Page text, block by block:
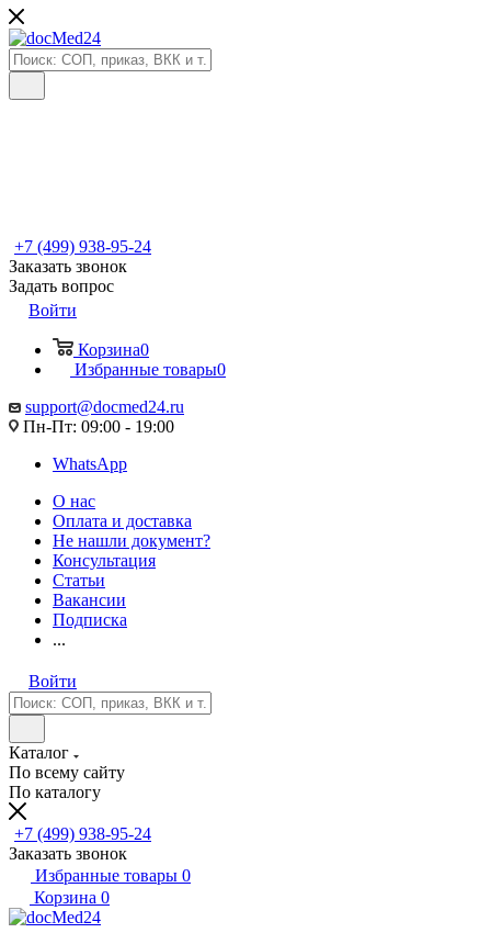
+7 (499) 938-95-24
Заказать звонок
Задать вопрос
Войти
Корзина0
Избранные товары0
support@docmed24.ru
Пн-Пт: 09:00 - 19:00
WhatsApp
О нас
Оплата и доставка
Не нашли документ?
Консультация
Статьи
Вакансии
Подписка
...
Войти
Каталог
По всему сайту
По каталогу
+7 (499) 938-95-24
Заказать звонок
Избранные товары 0
Корзина 0